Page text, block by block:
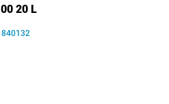
20 L
840132